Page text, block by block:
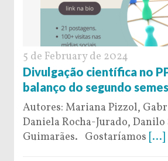
5 de February de 2024
Divulgação científica no
balanço do segundo
Autores: Mariana Pizzol,
Daniela Rocha-Jurado, Danilo
Guimarães. Gostaríamos [...]